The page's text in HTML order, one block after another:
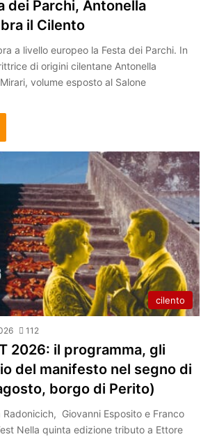
dei Parchi, Antonella
il Cilento
a livello europeo la Festa dei Parchi. In
di origini cilentane Antonella
volume esposto al Salone
cilento
112
2026: il programma, gli
del manifesto nel segno di
borgo di Perito)
Radonicich, Giovanni Esposito e Franco
Nella quinta edizione tributo a Ettore